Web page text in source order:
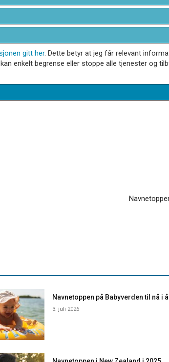
gitt her. Dette betyr at jeg får relevant
enkelt begrense eller stoppe alle tjenester og
Navnetoppen på Babyverden til nå i
3. juli 2026